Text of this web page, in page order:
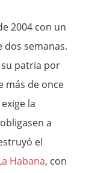
2004 con un
semanas.
patria por
más de once
la
a
el
Habana, con